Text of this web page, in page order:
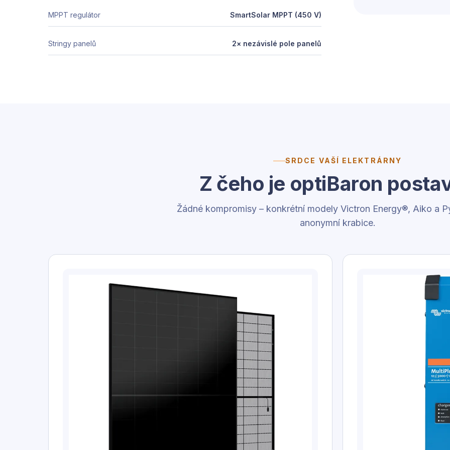
MPPT regulátor SmartSolar MPPT (450 V)
Stringy panelů 2× nezávislé pole panelů
Říj
457
Pro
155
SRDCE VAŠÍ ELEKTRÁRNY
Z čeho je optiBaron
Žádné kompromisy – konkrétní modely Victron Energy®, Aiko a
anonymní krabice.